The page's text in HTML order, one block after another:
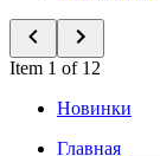
Item 1 of 12
Новинки
Главная